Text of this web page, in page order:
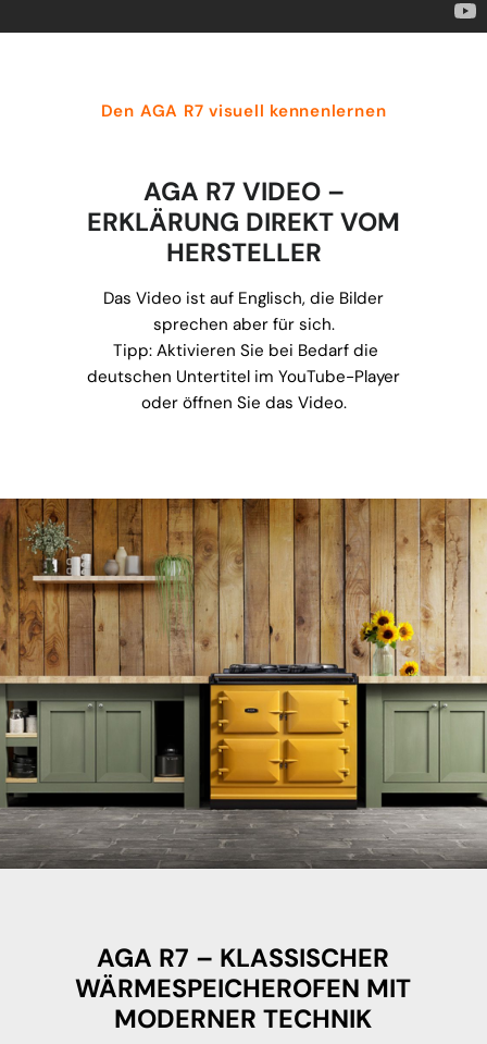
Den AGA R7 visuell kennenlernen
AGA R7 VIDEO –
ERKLÄRUNG DIREKT VOM
HERSTELLER
Das Video ist auf Englisch, die Bilder
sprechen aber für sich.
Tipp: Aktivieren Sie bei Bedarf die
deutschen Untertitel im YouTube-Player
oder öffnen Sie das Video.
AGA R7 – KLASSISCHER
WÄRMESPEICHEROFEN MIT
MODERNER TECHNIK